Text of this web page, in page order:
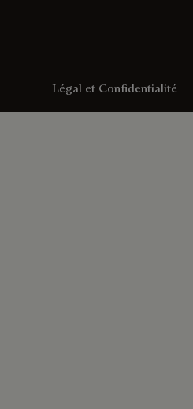
Légal et Confidentialité